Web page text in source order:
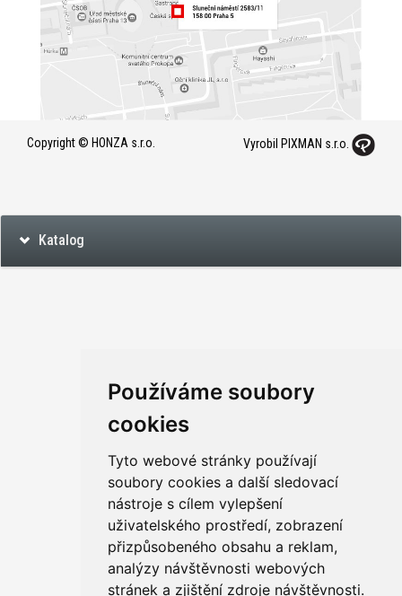
Používáme soubory
cookies
Tyto webové stránky používají
soubory cookies a další sledovací
nástroje s cílem vylepšení
uživatelského prostředí, zobrazení
přizpůsobeného obsahu a reklam,
analýzy návštěvnosti webových
stránek a zjištění zdroje návštěvnosti.
Copyright © HONZA s.r.o. Vyrobil PIXMAN s.r.o.
Katalog